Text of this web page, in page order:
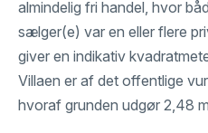
almindelig fri handel, hvor
sælger(e) var en eller flere
giver en indikativ
Villaen er af det offentlige
hvoraf grunden udgør 2,48